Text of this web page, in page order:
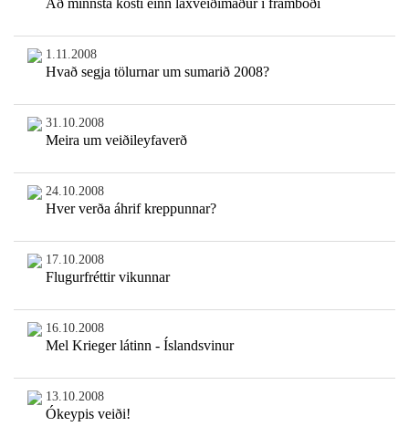
Að minnsta kosti einn laxveiðimaður í framboði
1.11.2008
Hvað segja tölurnar um sumarið 2008?
31.10.2008
Meira um veiðileyfaverð
24.10.2008
Hver verða áhrif kreppunnar?
17.10.2008
Flugurfréttir vikunnar
16.10.2008
Mel Krieger látinn - Íslandsvinur
13.10.2008
Ókeypis veiði!